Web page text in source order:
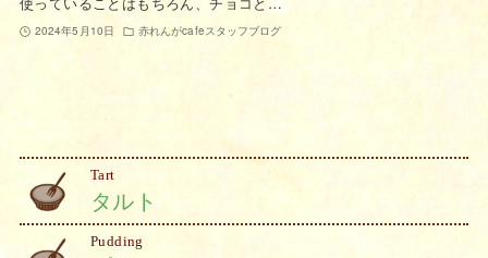
2024年5月10日 赤れんがcafeスタッフブログ
Tart
タルト
Pudding